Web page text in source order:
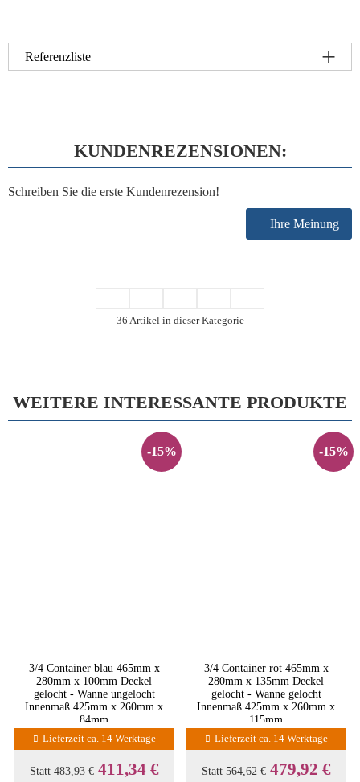
Referenzliste
KUNDENREZENSIONEN:
Schreiben Sie die erste Kundenrezension!
Ihre Meinung
36 Artikel in dieser Kategorie
WEITERE INTERESSANTE PRODUKTE
-15%
3/4 Container blau 465mm x
280mm x 100mm Deckel
gelocht - Wanne ungelocht
Innenmaß 425mm x 260mm x
84mm
Lieferzeit ca. 14 Werktage
Statt483,93 € 411,34 €
-15%
3/4 Container rot 465mm x
280mm x 135mm Deckel
gelocht - Wanne gelocht
Innenmaß 425mm x 260mm x
115mm
Lieferzeit ca. 14 Werktage
Statt564,62 € 479,92 €